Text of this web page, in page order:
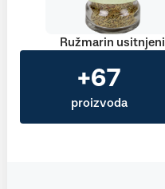
Ružmarin usitnjeni
+67
proizvoda